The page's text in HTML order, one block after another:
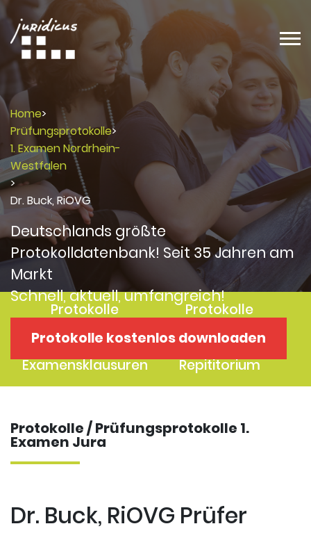
Home>
Prüfungsprotokolle>
1. Examen Nordrhein-
Westfalen
>
Dr. Buck, RiOVG
Deutschlands größte
Protokolldatenbank! Seit 35 Jahren am
Markt
Schnell, aktuell, umfangreich!
Protokolle kostenlos downloaden
Protokolle
Protokolle
Examensklausuren
Repititorium
Protokolle / Prüfungsprotokolle 1.
Examen Jura
Dr. Buck, RiOVG Prüfer